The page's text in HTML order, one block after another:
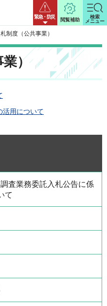
緊急・防災
閲覧補助
検索
メニュー
制度（公共事業）
業）
活用について
査業務委託入札公告に係
て